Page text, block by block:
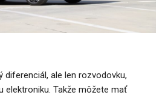
diferenciál, ale len rozvodovku,
elektroniku. Takže môžete mať